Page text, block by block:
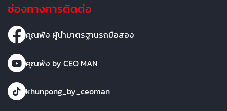
ช่องทางการติดต่อ
คุณพ้ง ผู้นำมาตรฐานรถมือสอง
คุณพ้ง by CEO MAN
khunpong_by_ceoman